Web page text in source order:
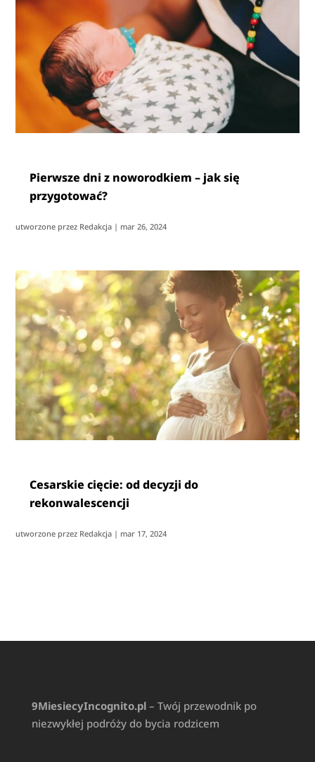
Pierwsze dni z noworodkiem – jak się
przygotować?
utworzone przez Redakcja | mar 26, 2024
Cesarskie cięcie: od decyzji do
rekonwalescencji
utworzone przez Redakcja | mar 17, 2024
9MiesiecyIncognito.pl– Twój przewodnik po
niezwykłej podróży do bycia rodzicem